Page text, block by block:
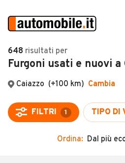
Auto
Auto usate
Auto Km 0
Auto Nuove
Noleggio a lungo termine
VENDI
MAGAZINE
ACCEDI
648 risultati per
Furgoni usati e nuovi a
Caiazzo (+100 km) Cambia
FILTRI 1 TIPO DI
Ordina: Dal più